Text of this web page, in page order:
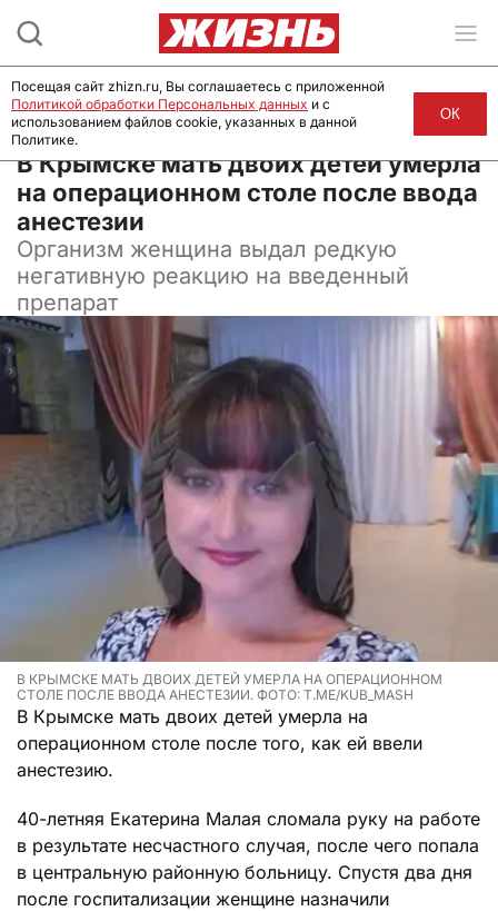
19 мая 2025, 11:00
В Крымске мать двоих детей умерла
на операционном столе после ввода
анестезии
Организм женщина выдал редкую
негативную реакцию на введенный
препарат
В КРЫМСКЕ МАТЬ ДВОИХ ДЕТЕЙ УМЕРЛА НА ОПЕРАЦИОННОМ
СТОЛЕ ПОСЛЕ ВВОДА АНЕСТЕЗИИ. ФОТО: T.ME/KUB_MASH
В Крымске мать двоих детей умерла на
операционном столе после того, как ей ввели
анестезию.
40-летняя Екатерина Малая сломала руку на работе
в результате несчастного случая, после чего попала
в центральную районную больницу. Спустя два дня
после госпитализации женщине назначили
Посещая сайт zhizn.ru, Вы соглашаетесь с приложенной
Политикой обработки Персональных данных и с
использованием файлов cookie, указанных в данной
Политике.
ОК